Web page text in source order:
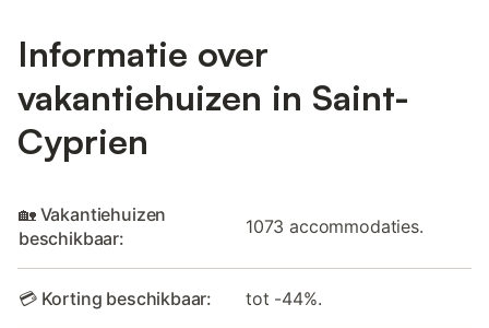
Informatie over
vakantiehuizen in Saint-
Cyprien
🏡 Vakantiehuizen
beschikbaar:
1073 accommodaties.
💳 Korting beschikbaar: tot -44%.